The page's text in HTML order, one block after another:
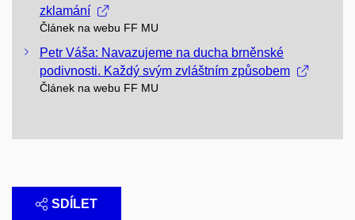
zklamání
Článek na webu FF MU
Petr Váša: Navazujeme na ducha brněnské
podivnosti. Každý svým zvláštním způsobem
Článek na webu FF MU
SDÍLET